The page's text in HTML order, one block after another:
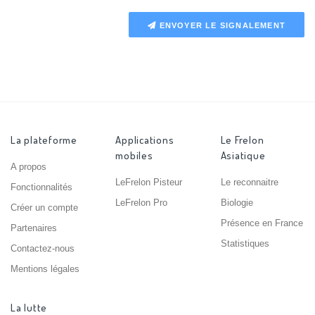
ENVOYER LE SIGNALEMENT
La plateforme
A propos
Fonctionnalités
Créer un compte
Partenaires
Contactez-nous
Mentions légales
Applications
mobiles
LeFrelon Pisteur
LeFrelon Pro
Le Frelon
Asiatique
Le reconnaitre
Biologie
Présence en France
Statistiques
La lutte